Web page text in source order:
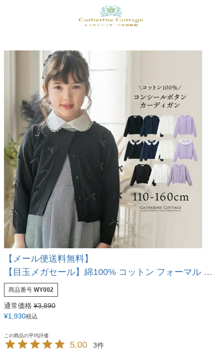
【メール便送料無料】
【目玉メガセール】綿100% コットン フォーマル カーディガン 女の子 ベロアリボンと見えないボタンで上品フォーマルな印象 冠婚葬祭にも最適 キッズ 子供服 ニット 入園式 入学式 卒業式 YUP12《メール便優先商品》 キャサリンコテージ
商品番号 WY002
通常価格 ¥3,890
¥1,930税込
5.00 3